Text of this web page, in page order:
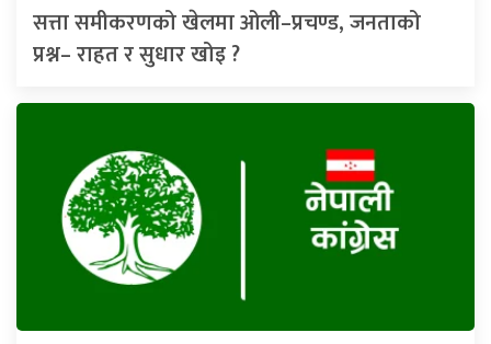
सत्ता समीकरणको खेलमा ओली–प्रचण्ड, जनताको
प्रश्न– राहत र सुधार खोइ ?